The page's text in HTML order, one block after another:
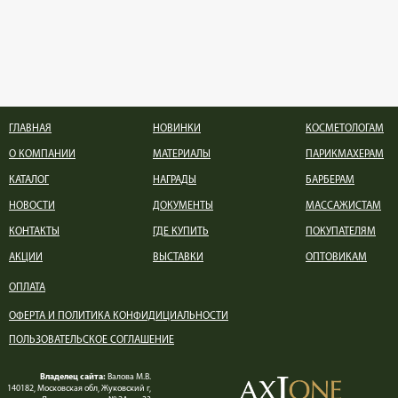
ГЛАВНАЯ
О КОМПАНИИ
ОПЛАТА
ОФЕРТА И ПОЛИТИКА КОНФИДИЦИАЛЬНОСТИ
ПОЛЬЗОВАТЕЛЬСКОЕ СОГЛАШЕНИЕ
КАТАЛОГ
НОВОСТИ
НОВИНКИ
МАТЕРИАЛЫ
ГДЕ КУПИТЬ
КОНТАКТЫ
ОПТОВИКАМ
КОСМЕТОЛОГАМ
ПАРИКМАХЕРАМ
БАРБЕРАМ
МАССАЖИСТАМ
ПОКУПАТЕЛЯМ
Владелец сайта: Валова М.В.
140182, Московская обл, Жуковский г,
НАГРАДЫ
ДОКУМЕНТЫ
АКЦИИ ВЫСТАВКИ